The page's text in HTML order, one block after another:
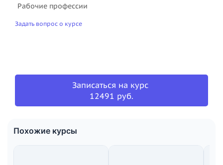
Рабочие профессии
Задать вопрос о курсе
Записаться на курс
12491 руб.
Похожие курсы